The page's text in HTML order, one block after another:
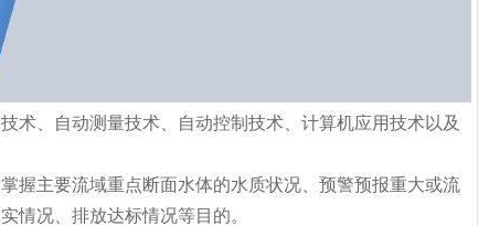
、自动测量技术、自动控制技术、计算机应用技术以及
握主要流域重点断面水体的水质状况、预警预报重大或流
情况、排放达标情况等目的。